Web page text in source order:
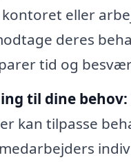
eller
deres
tid og
til dine behov:
kan tilpasse